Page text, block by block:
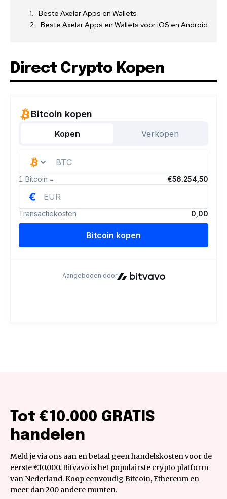
Beste Axelar Apps en Wallets
Beste Axelar Apps en Wallets voor iOS en Android
Direct Crypto Kopen
Tot €10.000 GRATIS
handelen
Meld je via ons aan en betaal geen handelskosten voor de
eerste €10.000. Bitvavo is het populairste crypto platform
van Nederland. Koop eenvoudig Bitcoin, Ethereum en
meer dan 200 andere munten.